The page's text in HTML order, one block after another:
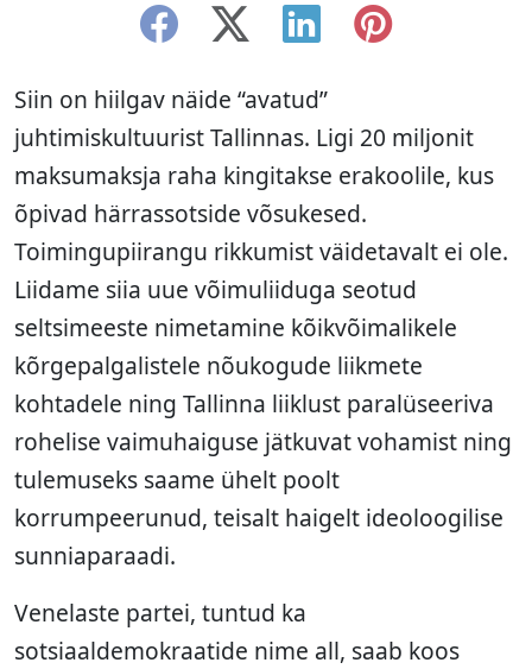
Siin on hiilgav näide “avatud”
juhtimiskultuurist Tallinnas. Ligi 20 miljonit
maksumaksja raha kingitakse erakoolile, kus
õpivad härrassotside võsukesed.
Toimingupiirangu rikkumist väidetavalt ei ole.
Liidame siia uue võimuliiduga seotud
seltsimeeste nimetamine kõikvõimalikele
kõrgepalgalistele nõukogude liikmete
kohtadele ning Tallinna liiklust paralüseeriva
rohelise vaimuhaiguse jätkuvat vohamist ning
tulemuseks saame ühelt poolt
korrumpeerunud, teisalt haigelt ideoloogilise
sunniaparaadi.
Venelaste partei, tuntud ka
sotsiaaldemokraatide nime all, saab koos